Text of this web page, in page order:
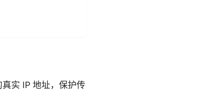
实 IP 地址，保护传